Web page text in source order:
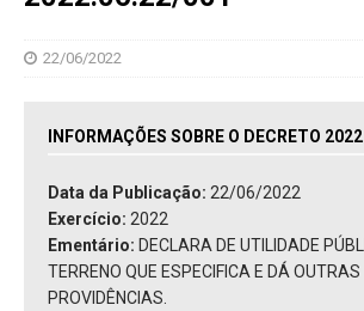
22/06/2022
INFORMAÇÕES SOBRE O DECRETO
Data da Publicação: 22/06/2022
Exercício: 2022
Ementário: DECLARA DE UTILIDADE
TERRENO QUE ESPECIFICA E DÁ OUTRAS
PROVIDÊNCIAS.